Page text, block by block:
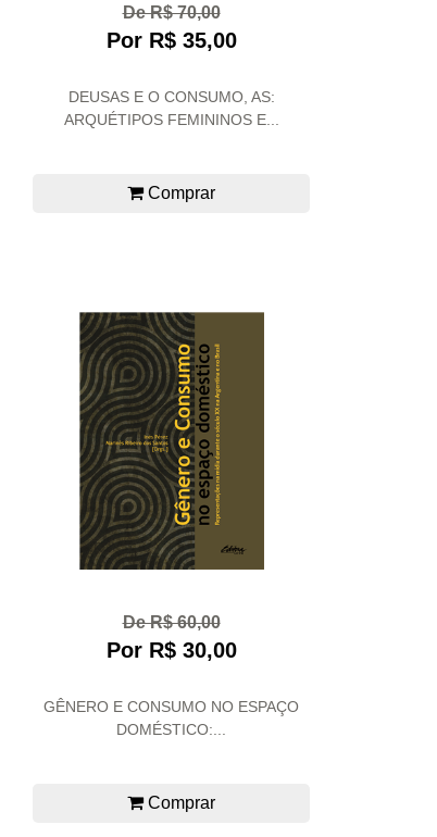
De R$ 70,00
Por R$ 35,00
DEUSAS E O CONSUMO, AS:
ARQUÉTIPOS FEMININOS E...
Comprar
De R$ 60,00
Por R$ 30,00
GÊNERO E CONSUMO NO ESPAÇO
DOMÉSTICO:...
Comprar